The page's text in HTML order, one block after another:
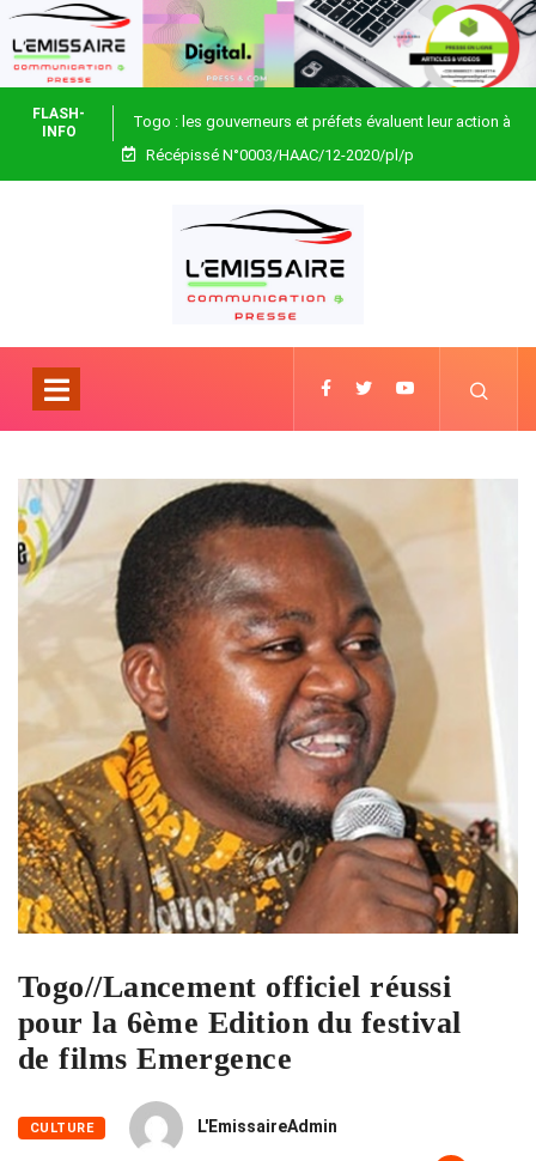
FLASH-
INFO
Togo : les gouverneurs et préfets évaluent leur action à
Blitta
Récépissé N°0003/HAAC/12-2020/pl/p
Togo//Lancement officiel réussi
pour la 6ème Edition du festival
de films Emergence
CULTURE L'EmissaireAdmin